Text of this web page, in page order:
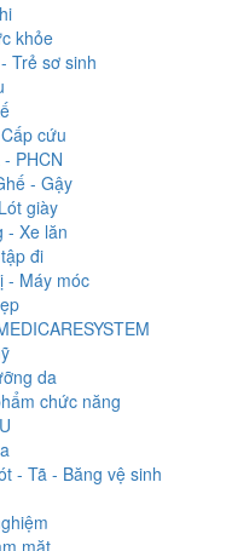
khỏe
Trẻ sơ sinh
cứu
PHCN
- Gậy
giày
- Xe lăn
đi
- Máy móc
da
chức năng
- Tã - Băng vệ sinh
mặt